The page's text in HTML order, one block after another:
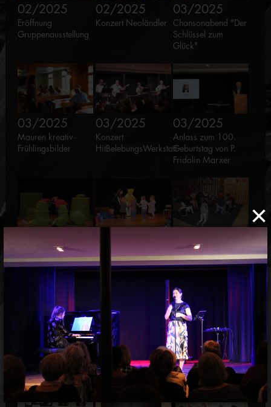
×
02/2025
Eröffnung
Gruppenausstellung
02/2025
Konzert Neoländler
03/2025
Chansonabend "Der
Schlüssel zum
Glück"
03/2025
Mauren kreativ -
Frühlingsbilder
03/2025
Konzert
HitBelebungsWerkstatt
03/2025
Anlass zum 100.
Geburtstag von P.
Fridolin Marxer
03/2025
Figurentheater
"Schnrps krps drps"
04/2025
Lernbox
"Sorgenfresserchen"
04/2025
Zirkusworkshop
05/2025
Konzert pure 94
05/2025
Kulturtreff "Vereine
stellen sich vor"
05/2025
Mauren kreativ